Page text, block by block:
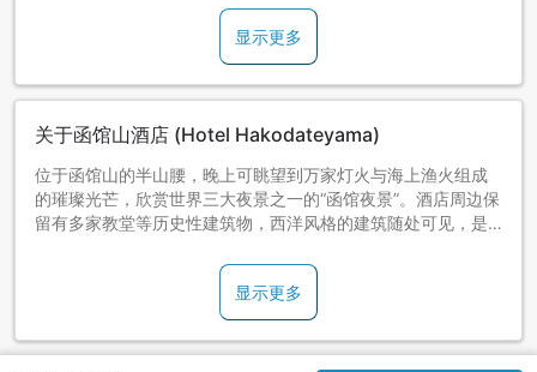
显示更多
关于函馆山酒店 (Hotel Hakodateyama)
位于函馆山的半山腰，晚上可眺望到万家灯火与海上渔火组成
的璀璨光芒，欣赏世界三大夜景之一的“函馆夜景”。酒店周边保
留有多家教堂等历史性建筑物，西洋风格的建筑随处可见，是
显示更多